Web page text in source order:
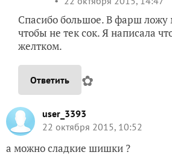
Спасибо большое. В фарш ложу
чтобы не тек сок. Я написала
желтком.
Ответить ✿
user_3393
22 октября 2015, 10:52
а можно сладкие шишки ?